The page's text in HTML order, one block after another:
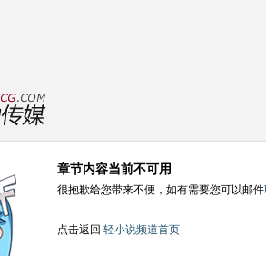
章节内容当前不可用
很抱歉给您带来不便，如有需要您可以邮件
点击返回 轻小说频道首页